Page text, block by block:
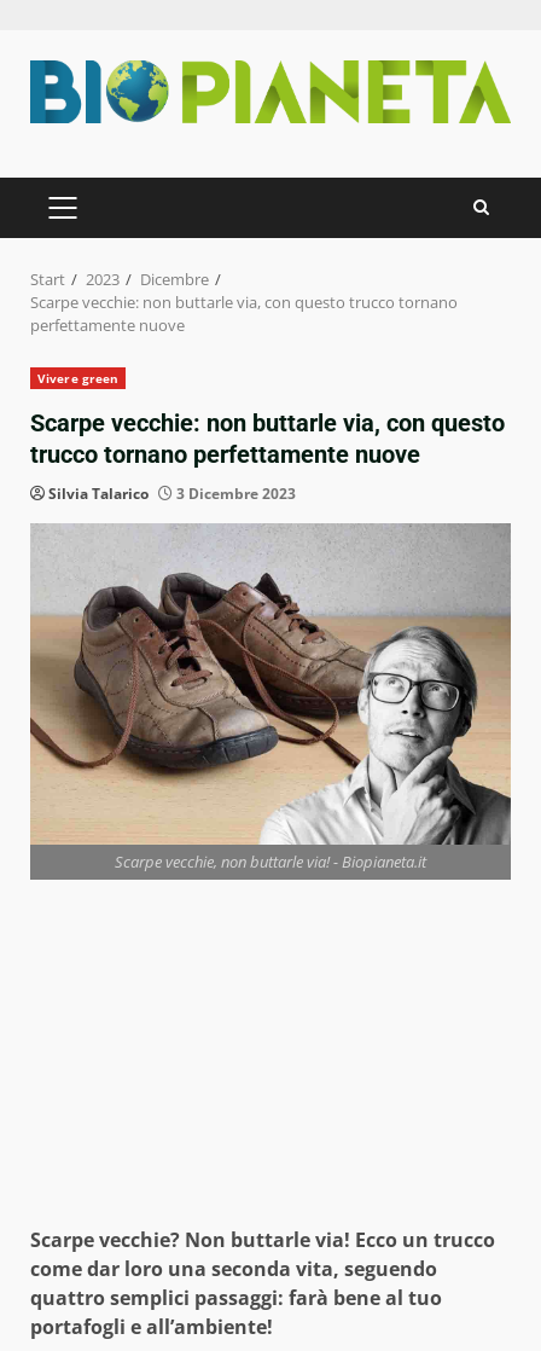
Inhalt
springen
PRIMÄRES
MENÜ
Start 2023
Dicembre
Scarpe vecchie: non buttarle via, con questo trucco tornano
perfettamente nuove
Vivere green
Scarpe vecchie: non buttarle via, con questo
trucco tornano perfettamente nuove
Silvia Talarico 3 Dicembre 2023
Scarpe vecchie, non buttarle via! - Biopianeta.it
Scarpe vecchie? Non buttarle via! Ecco un trucco
come dar loro una seconda vita, seguendo
quattro semplici passaggi: farà bene al tuo
portafogli e all’ambiente!